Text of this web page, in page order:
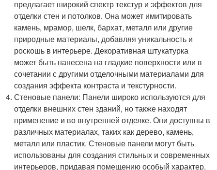
предлагает широкий спектр текстур и эффектов для
отделки стен и потолков. Она может имитировать
камень, мрамор, шелк, бархат, металл или другие
природные материалы, добавляя уникальность и
роскошь в интерьере. Декоративная штукатурка
может быть нанесена на гладкие поверхности или в
сочетании с другими отделочными материалами для
создания эффекта контраста и текстурности.
Стеновые панели: Панели широко используются для
отделки внешних стен зданий, но также находят
применение и во внутренней отделке. Они доступны в
различных материалах, таких как дерево, камень,
металл или пластик. Стеновые панели могут быть
использованы для создания стильных и современных
интерьеров, придавая помещению особый характер.